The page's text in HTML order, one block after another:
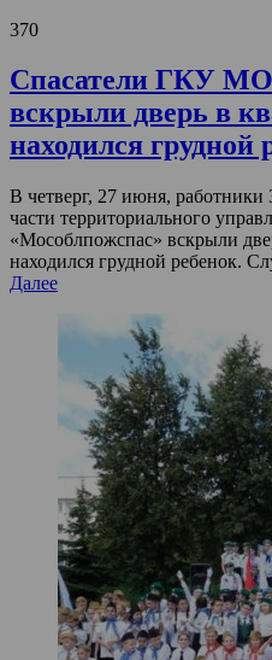
370
Спасатели ГКУ МО
вскрыли дверь в
находился грудной
В четверг, 27 июня, работники
части территориального
«Мособлпожспас» вскрыли
находился грудной ребенок.
Далее